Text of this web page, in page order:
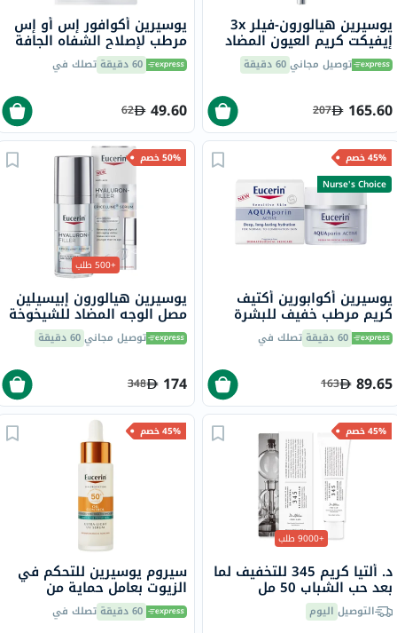
يوسيرين هيالورون-فيلر 3x
إيفيكت كريم العيون المضاد
للتجاعيد بعامل حماية من
الشمس 15 15 ملتوصيل مجاني60 دقيقة
165.60
207
يوسيرين أكوافور إس أو إس
مرطب لإصلاح الشفاه الجافة
والمتشققة 10 مل
60 دقيقة تصلك في
49.60
62
45% خصم
Nurse's Choice
يوسيرين أكوابورين أكتيف
كريم مرطب خفيف للبشرة
العادية إلى المختلطة 50 مل
60 دقيقة تصلك في
89.65
163
50% خصم
+500 طلب
يوسيرين هيالورون إبيسيلين
مصل الوجه المضاد للشيخوخة
30 مل توصيل مجاني60 دقيقة
174
348
45% خصم
+9000 طلب
د. ألتيا كريم 345 للتخفيف لما
بعد حب الشباب 50 مل
التوصيل اليوم
45% خصم
سيروم يوسيرين للتحكم في
الزيوت بعامل حماية من
الشمس 50+ للبشرة الدهنية
المعرضة لحب الشباب 30 مل
60 دقيقة تصلك في